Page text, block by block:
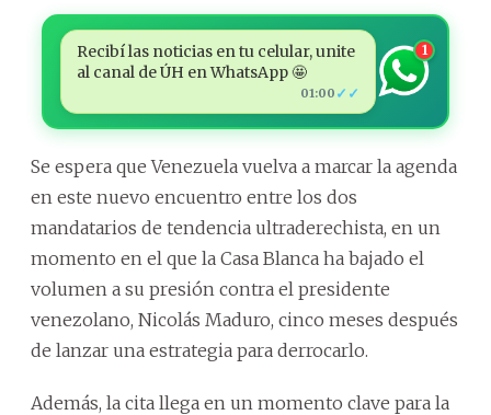
Recibí las noticias en tu celular, unite
al canal de ÚH en WhatsApp 🤩
01:00 ✓✓
1
Se espera que Venezuela vuelva a marcar la agenda
en este nuevo encuentro entre los dos
mandatarios de tendencia ultraderechista, en un
momento en el que la Casa Blanca ha bajado el
volumen a su presión contra el presidente
venezolano, Nicolás Maduro, cinco meses después
de lanzar una estrategia para derrocarlo.
Además, la cita llega en un momento clave para la